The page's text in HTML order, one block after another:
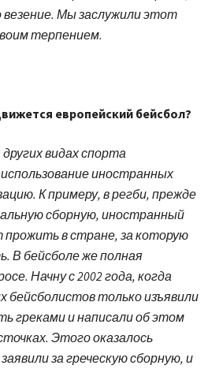
Мы заслужили этот
терпением.
европейский бейсбол?
видах спорта
иностранных
К примеру, в регби, прежде
сборную, иностранный
прожить в стране, за которую
В бейсболе же полная
Начну с 2002 года, когда
бейсболистов только изъявили
греками и написали об этом
Этого оказалось
за греческую сборную, и